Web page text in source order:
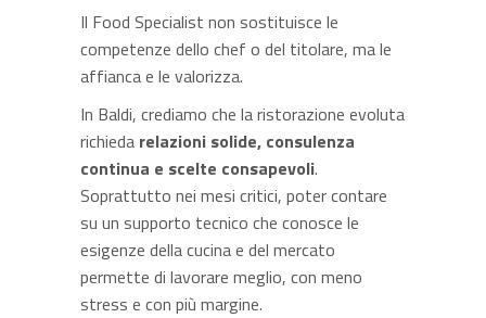
Il Food Specialist non sostituisce le
competenze dello chef o del titolare, ma le
affianca e le valorizza.
In Baldi, crediamo che la ristorazione evoluta
richieda relazioni solide, consulenza
continua e scelte consapevoli.
Soprattutto nei mesi critici, poter contare
su un supporto tecnico che conosce le
esigenze della cucina e del mercato
permette di lavorare meglio, con meno
stress e con più margine.